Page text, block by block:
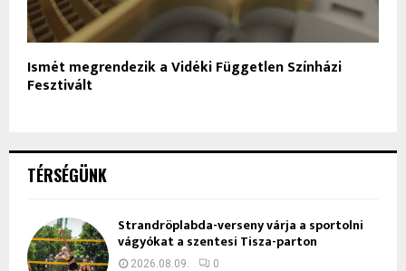
Ismét megrendezik a Vidéki Független Színházi
Fesztivált
TÉRSÉGÜNK
Strandröplabda-verseny várja a sportolni
vágyókat a szentesi Tisza-parton
2026.08.09. 0